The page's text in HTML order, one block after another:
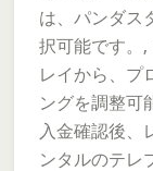
は、パンダス
択可能です。
レイから、プ
ングを調整可
入金確認後、
ンタルのテレ